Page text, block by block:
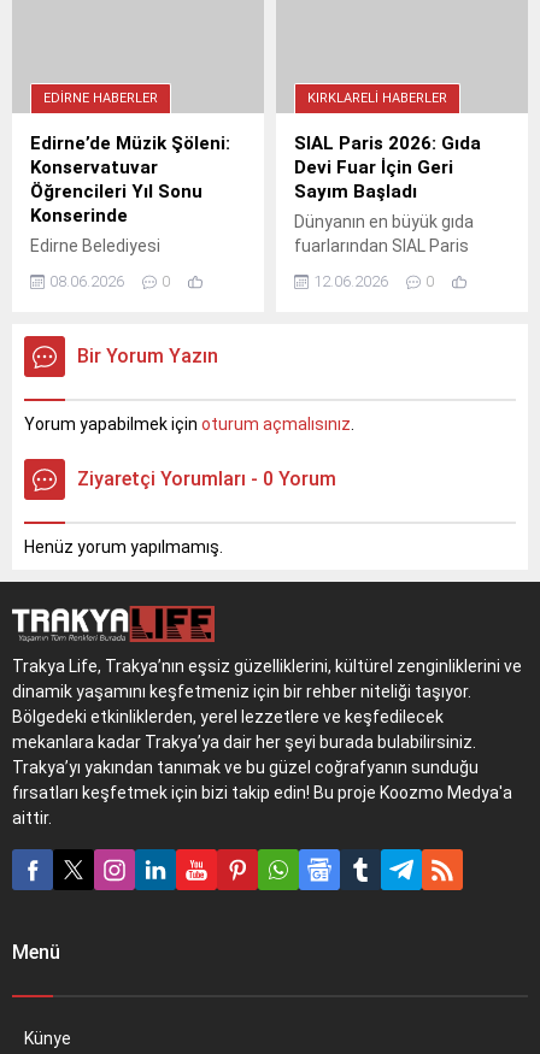
1.862 coğrafi işaret
bulunuyor, 886 başvuru ise
süreçte.
EDIRNE HABERLER
Edirne’de Müzik Şöleni:
Konservatuvar
Öğrencileri Yıl Sonu
Konserinde
Edirne Belediyesi
yıl boyunca süren
Sonu Konseri'nde sahne
alacak. Klasikten moderne
sunulacak konser, ücretsiz
ve halka açık. Genç
müzisyenlerin yeteneklerini
sergileyeceği bu özel
08.06.2026 0
KIRKLARELI HABERLER
SIAL Paris 2026: Gıda
Devi Fuar İçin Geri
Sayım Başladı
Dünyanın en büyük gıda
fuarlarından SIAL Paris
kapılarını açıyor. Başvurular
12.06.2026 0
Bir Yorum Yazın
Yorum yapabilmek için oturum açmalısınız
Ziyaretçi Yorumları - 0 Yorum
Henüz yorum yapılmamış.
Trakya Life, Trakya’nın eşsiz güzelliklerini, kültürel zenginliklerini ve
dinamik yaşamını keşfetmeniz için bir rehber niteliği taşıyor.
Bölgedeki etkinliklerden, yerel lezzetlere ve keşfedilecek
mekanlara kadar Trakya’ya dair her şeyi burada bulabilirsiniz.
Trakya’yı yakından tanımak ve bu güzel coğrafyanın sunduğu
fırsatları keşfetmek için bizi takip edin! Bu proje Koozmo Medya'a
aittir.
Menü
Künye